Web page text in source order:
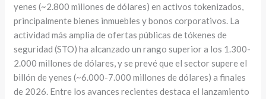
yenes (~2.800 millones de dólares) en activos tokenizados,
principalmente bienes inmuebles y bonos corporativos. La
actividad más amplia de ofertas públicas de tókenes de
seguridad (STO) ha alcanzado un rango superior a los 1.300-
2.000 millones de dólares, y se prevé que el sector supere el
billón de yenes (~6.000-7.000 millones de dólares) a finales
de 2026. Entre los avances recientes destaca el lanzamiento